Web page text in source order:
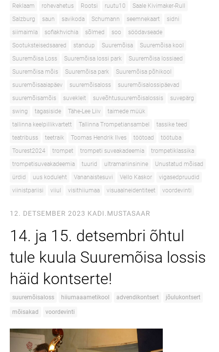
Reklaam
rohevahetus Rootsi ruutu10
Saale Kivimaker-Rull
Salzburg
saun savikoda Schumann seemnekaart
sidni
siimaimla
sofiakhvichia sõlmed soo
söödavseade
Sootuksteisedsaared
standup Suuremõisa
Suuremõisa kool
Suuremõisa Loss
Suuremõisa lossi park
Suuremõisa lossiaed
Suuremõisa mõis
Suuremõisa park
Suuremõisa põhikool
suuremõisaaiapäev
suuremõisaloss
suuremõisalossipäevad
suuremõisamõis
suvekleit suveõhtusuuremõisalossis
suvepärg
swing
tagasiside Tähe-Lee Liiv
taimede müük
tallinna keelpillikvartett
Tallinna Trompetiansambel
tassike teed
teatribuss
teetraik Toomas Hendrik Ilves töötoad
töötuba
Tourest2024
trompet trompeti suveakadeemia
trompetiklassika
trompetisuveakadeemia
tuurid ultramariinsinine
Unustatud mõisad
ürdid
uus koduleht Vananaistesuvi Vello Kaskor
vigasedpruudid
viinistpariisi
viiul visithiiumaa visuaalneidentiteet voordevinti
12. DETSEMBER 2023 KADI.MUSTASAAR
14. ja 15. detsembri õhtul
tule kuula Suuremõisa lossis
häid kontserte!
suuremõisaloss hiiumaaametikool advendikontsert jõulukontsert
mõisakad voordevinti